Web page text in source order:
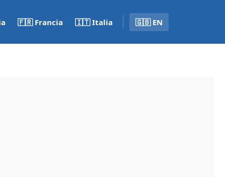
🇫🇷 Francia 🇮🇹 Italia 🇬🇧 EN